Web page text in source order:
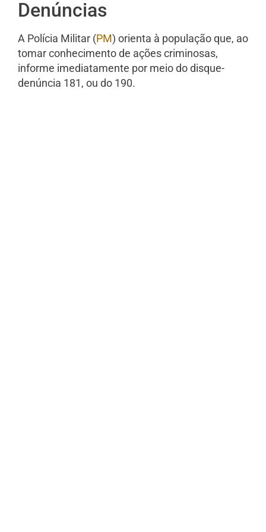
Denúncias
A Polícia Militar (PM) orienta à população que, ao
tomar conhecimento de ações criminosas,
informe imediatamente por meio do disque-
denúncia 181, ou do 190.